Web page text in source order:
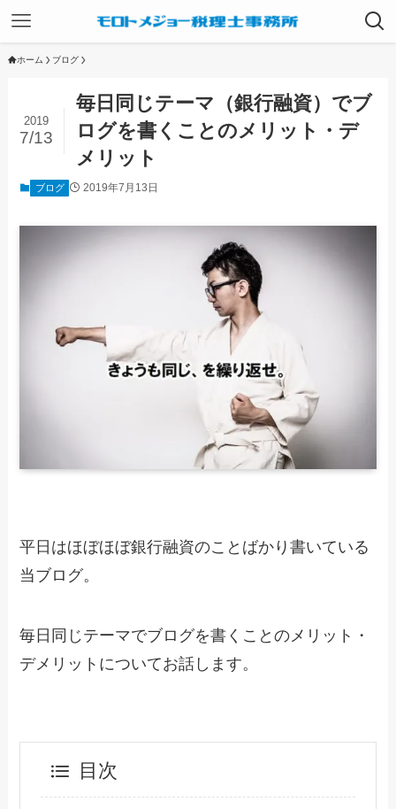
ホーム ブログ
毎日同じテーマ（銀行融資）でブ
ログを書くことのメリット・デ
メリット
2019
7/13
ブログ 2019年7月13日
平日はほぼほぼ銀行融資のことばかり書いている
当ブログ。
毎日同じテーマでブログを書くことのメリット・
デメリットについてお話します。
目次